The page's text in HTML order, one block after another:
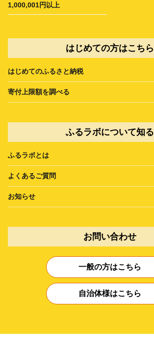
1,000,001円以上
はじめての方はこちら
はじめてのふるさと納税
寄付上限額を調べる
ふるラボについて知る
ふるラボとは
よくあるご質問
お知らせ
お問い合わせ
一般の方はこちら
自治体様はこちら